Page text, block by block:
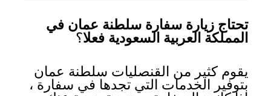
تحتاج زيارة سفارة سلطنة عمان في
المملكة العربية السعودية فعلا؟
يقوم كثير من القنصليات سلطنة عمان
بتوفير الخدمات التي تجدها في سفارة ،